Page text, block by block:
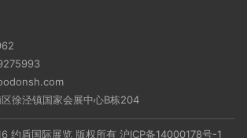
徐泾镇国家会展中心B栋204
约盾国际展览 版权所有 沪ICP备14000178号-1